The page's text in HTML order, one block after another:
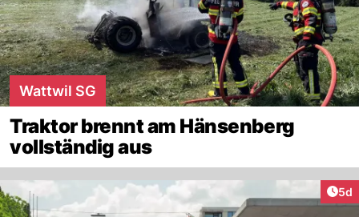
Wattwil SG
Traktor brennt am Hänsenberg
vollständig aus
5d